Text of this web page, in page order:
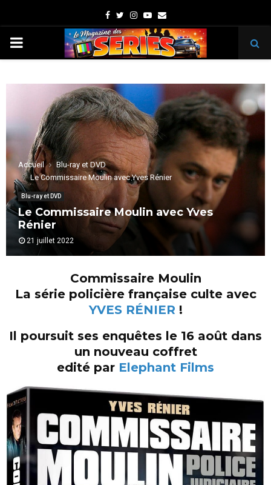
Facebook
TwitterInstagram
Youtube
Email
PRIMARY
Accueil
Blu-ray et DVD
Le Commissaire Moulin avec Yves Rénier
Blu-ray et DVD
Le Commissaire Moulin avec Yves
Rénier
21 juillet 2022
Commissaire Moulin
La série policière française culte avec
YVES RÉNIER !
Il poursuit ses enquêtes le 16 août dans
un nouveau coffret
edité par Elephant Films